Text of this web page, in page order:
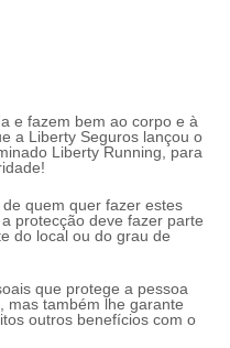
e fazem bem ao corpo e à
a Liberty Seguros lançou o
Liberty Running, para
quem quer fazer estes
protecção deve fazer parte
do local ou do grau de
que protege a pessoa
mas também lhe garante
outros benefícios com o